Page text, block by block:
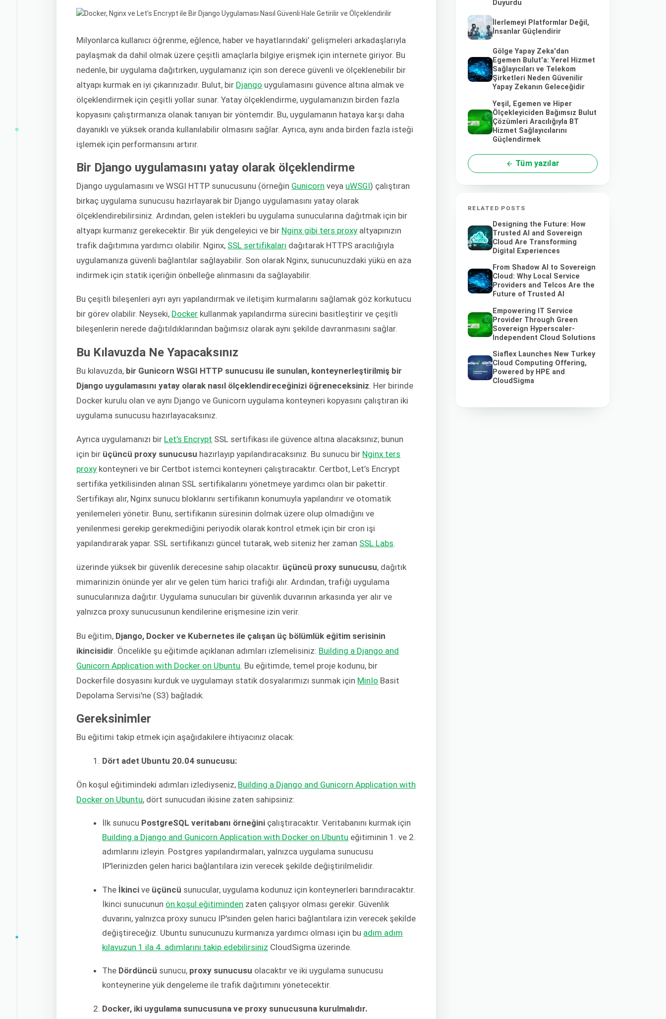
Milyonlarca kullanıcı öğrenme, eğlence, haber ve hayatlarındaki’ gelişmeleri arkadaşlarıyla
paylaşmak da dahil olmak üzere çeşitli amaçlarla bilgiye erişmek için internete giriyor. Bu
nedenle, bir uygulama dağıtırken, uygulamanız için son derece güvenli ve ölçeklenebilir bir
altyapı kurmak en iyi çıkarınızadır. Bulut, bir Django uygulamasını güvence altına almak ve
ölçeklendirmek için çeşitli yollar sunar. Yatay ölçeklendirme, uygulamanızın birden fazla
kopyasını çalıştırmanıza olanak tanıyan bir yöntemdir. Bu, uygulamanın hataya karşı daha
dayanıklı ve yüksek oranda kullanılabilir olmasını sağlar. Ayrıca, aynı anda birden fazla isteği
işlemek için performansını artırır.
Bir Django uygulamasını yatay olarak ölçeklendirme
Django uygulamasını ve WSGI HTTP sunucusunu (örneğin Gunicorn veya uWSGI) çalıştıran
birkaç uygulama sunucusu hazırlayarak bir Django uygulamasını yatay olarak
ölçeklendirebilirsiniz. Ardından, gelen istekleri bu uygulama sunucularına dağıtmak için bir
altyapı kurmanız gerekecektir. Bir yük dengeleyici ve bir Nginx gibi ters proxy altyapınızın
trafik dağıtımına yardımcı olabilir. Nginx, SSL sertifikaları dağıtarak HTTPS aracılığıyla
uygulamanıza güvenli bağlantılar sağlayabilir. Son olarak Nginx, sunucunuzdaki yükü en aza
indirmek için statik içeriğin önbelleğe alınmasını da sağlayabilir.
Bu çeşitli bileşenleri ayrı ayrı yapılandırmak ve iletişim kurmalarını sağlamak göz korkutucu
bir görev olabilir. Neyseki, Docker kullanmak yapılandırma sürecini basitleştirir ve çeşitli
bileşenlerin nerede dağıtıldıklarından bağımsız olarak aynı şekilde davranmasını sağlar.
Bu Kılavuzda Ne Yapacaksınız
Bu kılavuzda, bir Gunicorn WSGI HTTP sunucusu ile sunulan, konteynerleştirilmiş bir
Django uygulamasını yatay olarak nasıl ölçeklendireceğinizi öğreneceksiniz . Her birinde
Docker kurulu olan ve aynı Django ve Gunicorn uygulama konteyneri kopyasını çalıştıran iki
uygulama sunucusu hazırlayacaksınız.
Ayrıca uygulamanızı bir Let’s Encrypt SSL sertifikası ile güvence altına alacaksınız; bunun
için bir üçüncü proxy sunucusu hazırlayıp yapılandıracaksınız. Bu sunucu bir Nginx ters
proxy konteyneri ve bir Certbot istemci konteyneri çalıştıracaktır. Certbot, Let’s Encrypt
sertifika yetkilisinden alınan SSL sertifikalarını yönetmeye yardımcı olan bir pakettir.
Sertifikayı alır, Nginx sunucu bloklarını sertifikanın konumuyla yapılandırır ve otomatik
yenilemeleri yönetir. Bunu, sertifikanın süresinin dolmak üzere olup olmadığını ve
yenilenmesi gerekip gerekmediğini periyodik olarak kontrol etmek için bir cron işi
yapılandırarak yapar. SSL sertifikanızı güncel tutarak, web siteniz her zaman SSL Labs.
üzerinde yüksek bir güvenlik derecesine sahip olacaktır. üçüncü proxy sunucusu, dağıtık
mimarinizin önünde yer alır ve gelen tüm harici trafiği alır. Ardından, trafiği uygulama
sunucularınıza dağıtır. Uygulama sunucuları bir güvenlik duvarının arkasında yer alır ve
yalnızca proxy sunucusunun kendilerine erişmesine izin verir.
Bu eğitim, Django, Docker ve Kubernetes ile çalışan üç bölümlük eğitim serisinin
ikincisidir . Öncelikle şu eğitimde açıklanan adımları izlemelisiniz: Building a Django and
Gunicorn Application with Docker on Ubuntu . Bu eğitimde, temel proje kodunu, bir
Dockerfile dosyasını kurduk ve uygulamayı statik dosyalarımızı sunmak için MinIo Basit
Depolama Servisi'ne (S3) bağladık.
Gereksinimler
Bu eğitimi takip etmek için aşağıdakilere ihtiyacınız olacak:
Dört adet Ubuntu 20.04 sunucusu:
Ön koşul eğitimindeki adımları izlediyseniz, Building a Django and Gunicorn Application with
Docker on Ubuntu, dört sunucudan ikisine zaten sahipsiniz:
İlk sunucu PostgreSQL veritabanı örneğini çalıştıracaktır. Veritabanını kurmak için
Building a Django and Gunicorn Application with Docker on Ubuntu eğitiminin 1. ve 2.
adımlarını izleyin. Postgres yapılandırmaları, yalnızca uygulama sunucusu
IP'lerinizden gelen harici bağlantılara izin verecek şekilde değiştirilmelidir.
The İkinci ve üçüncü sunucular, uygulama kodunuz için konteynerleri barındıracaktır.
İkinci sunucunun ön koşul eğitiminden zaten çalışıyor olması gerekir. Güvenlik
duvarını, yalnızca proxy sunucu IP'sinden gelen harici bağlantılara izin verecek şekilde
değiştireceğiz. Ubuntu sunucunuzu kurmanıza yardımcı olması için bu adım adım
kılavuzun 1 ila 4. adımlarını takip edebilirsiniz CloudSigma üzerinde.
The Dördüncü sunucu, proxy sunucusu olacaktır ve iki uygulama sunucusu
konteynerine yük dengeleme ile trafik dağıtımını yönetecektir.
Docker, iki uygulama sunucusuna ve proxy sunucusuna kurulmalıdır.
Duyurdu
İlerlemeyi Platformlar Değil,
İnsanlar Güçlendirir
Gölge Yapay Zeka'dan
Egemen Bulut'a: Yerel Hizmet
Sağlayıcıları ve Telekom
Şirketleri Neden Güvenilir
Yapay Zekanın Geleceğidir
Yeşil, Egemen ve Hiper
Ölçekleyiciden Bağımsız Bulut
Çözümleri Aracılığıyla BT
Hizmet Sağlayıcılarını
Güçlendirmek
Tüm yazılar
RELATED POSTS
Designing the Future: How
Trusted AI and Sovereign
Cloud Are Transforming
Digital Experiences
From Shadow AI to Sovereign
Cloud: Why Local Service
Providers and Telcos Are the
Future of Trusted AI
Empowering IT Service
Provider Through Green
Sovereign Hyperscaler-
Independent Cloud Solutions
Siaflex Launches New Turkey
Cloud Computing Offering,
Powered by HPE and
CloudSigma